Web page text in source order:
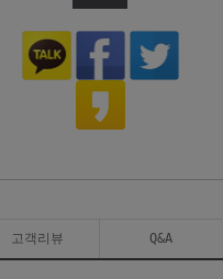
고객리뷰 Q&A